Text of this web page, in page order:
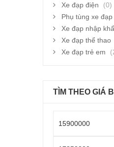
Xe đạp điện
(0)
Phụ tùng xe đạp
Xe đạp nhập
Xe đạp thể thao
Xe đạp trẻ em
TÌM THEO GIÁ